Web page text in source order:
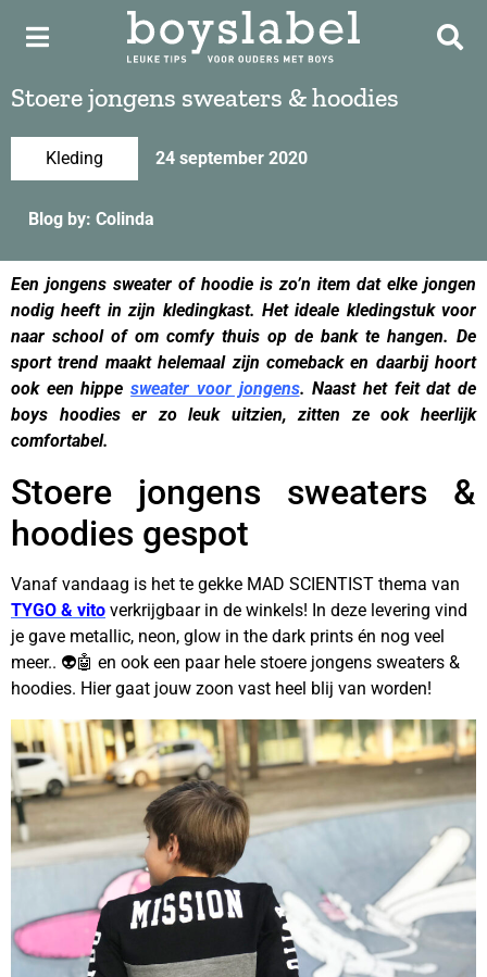
Stoere jongens sweaters & hoodies
Kleding 24 september 2020
Blog by: Colinda
Een jongens sweater of hoodie is zo’n item dat elke jongen
nodig heeft in zijn kledingkast. Het ideale kledingstuk voor
naar school of om comfy thuis op de bank te hangen. De
sport trend maakt helemaal zijn comeback en daarbij hoort
ook een hippesweater voor jongens. Naast het feit dat de
boys hoodies er zo leuk uitzien, zitten ze ook heerlijk
comfortabel.
Stoere jongens sweaters &
hoodies gespot
Vanaf vandaag is het te gekke MAD SCIENTIST thema van
TYGO & vito verkrijgbaar in de winkels! In deze levering vind
je gave metallic, neon, glow in the dark prints én nog veel
meer.. 👽🤖 en ook een paar hele stoere jongens sweaters &
hoodies. Hier gaat jouw zoon vast heel blij van worden!